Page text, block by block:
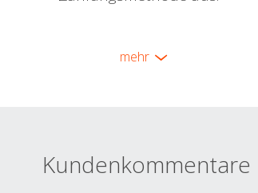
mehr
Kundenkommentare